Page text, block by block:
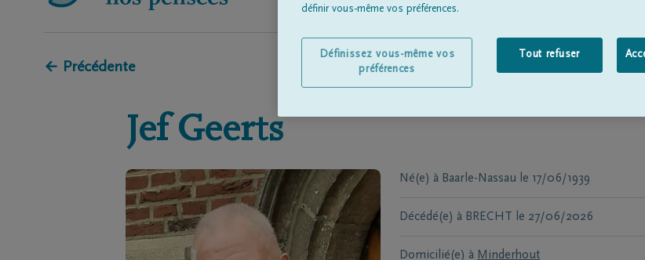
← Précédente
Jef Geerts
Né(e) à Baarle-Nassau le 17/06/1939
Décédé(e) à BRECHT le 27/06/2026
Domicilié(e) à Minderhout
définir vous-même vos préférences.
Tout refuser
Définissez vous-même vos
préférences